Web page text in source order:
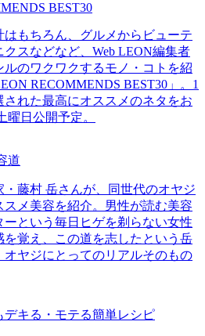
BEST30
はもちろん、グルメからビューテ
クスなどなど、Web LEON編集者
ルのワクワクするモノ・コトを紹
RECOMMENDS BEST30」。1
された最高にオススメのネタをお
曜日公開予定。
道
・藤村 岳さんが、同世代のオヤジ
スメ美容を紹介。男性が読む美容
という毎日ヒゲを剃らない女性
を覚え、この道を志したという岳
オヤジにとってのリアルそのもの
デキる・モテる簡単レシピ